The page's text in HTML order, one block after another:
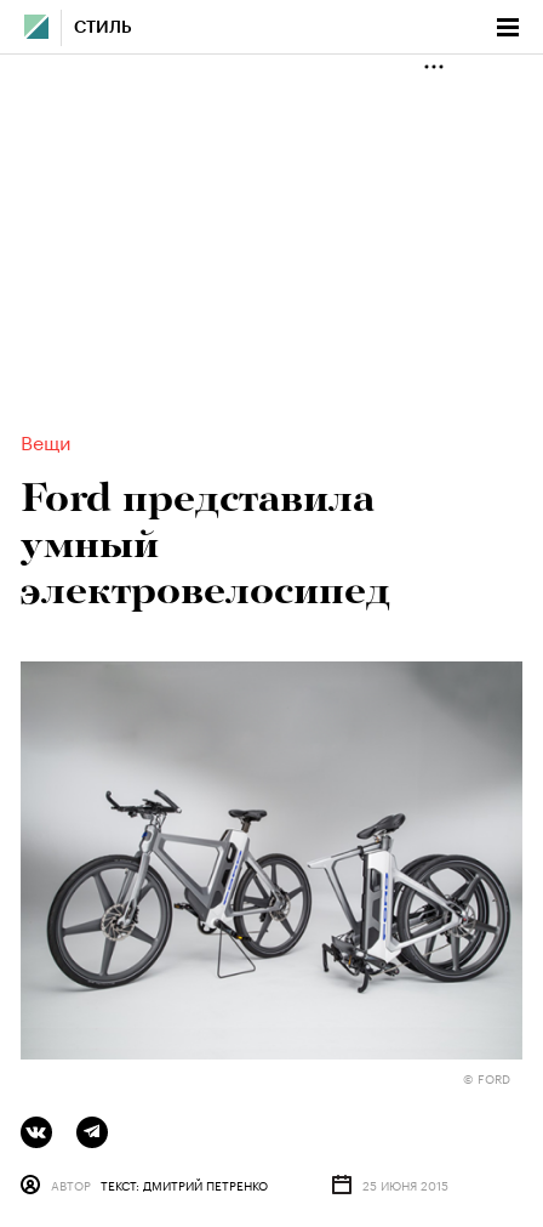
СТИЛЬ
Вещи
Ford представила
умный
электровелосипед
© FORD
АВТОР ТЕКСТ: ДМИТРИЙ ПЕТРЕНКО 25 ИЮНЯ 2015